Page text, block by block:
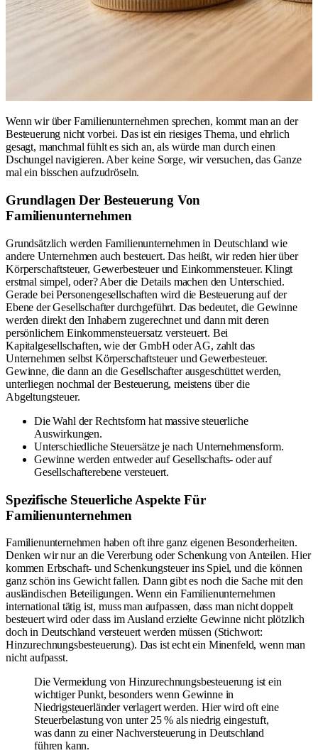
Wenn wir über Familienunternehmen sprechen, kommt man an der
Besteuerung nicht vorbei. Das ist ein riesiges Thema, und ehrlich
gesagt, manchmal fühlt es sich an, als würde man durch einen
Dschungel navigieren. Aber keine Sorge, wir versuchen, das Ganze
mal ein bisschen aufzudröseln.
Grundlagen Der Besteuerung Von
Familienunternehmen
Grundsätzlich werden Familienunternehmen in Deutschland wie
andere Unternehmen auch besteuert. Das heißt, wir reden hier über
Körperschaftsteuer, Gewerbesteuer und Einkommensteuer. Klingt
erstmal simpel, oder? Aber die Details machen den Unterschied.
Gerade bei Personengesellschaften wird die Besteuerung auf der
Ebene der Gesellschafter durchgeführt. Das bedeutet, die Gewinne
werden direkt den Inhabern zugerechnet und dann mit deren
persönlichem Einkommensteuersatz versteuert. Bei
Kapitalgesellschaften, wie der GmbH oder AG, zahlt das
Unternehmen selbst Körperschaftsteuer und Gewerbesteuer.
Gewinne, die dann an die Gesellschafter ausgeschüttet werden,
unterliegen nochmal der Besteuerung, meistens über die
Abgeltungsteuer.
Die Wahl der Rechtsform hat massive steuerliche
Auswirkungen.
Unterschiedliche Steuersätze je nach Unternehmensform.
Gewinne werden entweder auf Gesellschafts- oder auf
Gesellschafterebene versteuert.
Spezifische Steuerliche Aspekte Für
Familienunternehmen
Familienunternehmen haben oft ihre ganz eigenen Besonderheiten.
Denken wir nur an die Vererbung oder Schenkung von Anteilen. Hier
kommen Erbschaft- und Schenkungsteuer ins Spiel, und die können
ganz schön ins Gewicht fallen. Dann gibt es noch die Sache mit den
ausländischen Beteiligungen. Wenn ein Familienunternehmen
international tätig ist, muss man aufpassen, dass man nicht doppelt
besteuert wird oder dass im Ausland erzielte Gewinne nicht plötzlich
doch in Deutschland versteuert werden müssen (Stichwort:
Hinzurechnungsbesteuerung). Das ist echt ein Minenfeld, wenn man
nicht aufpasst.
Die Vermeidung von Hinzurechnungsbesteuerung ist ein
wichtiger Punkt, besonders wenn Gewinne in
Niedrigsteuerländer verlagert werden. Hier wird oft eine
Steuerbelastung von unter 25 % als niedrig eingestuft,
was dann zu einer Nachversteuerung in Deutschland
führen kann.